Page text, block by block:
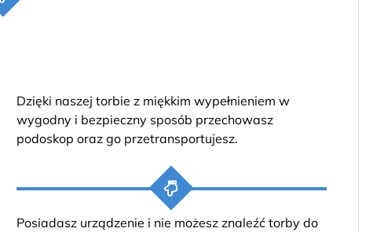
Dzięki naszej torbie z miękkim wypełnieniem w
wygodny i bezpieczny sposób przechowasz
podoskop oraz go przetransportujesz.
Posiadasz urządzenie i nie możesz znaleźć torby do